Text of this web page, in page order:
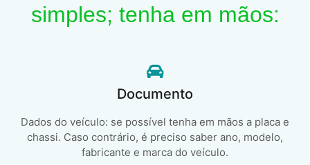
simples; tenha em mãos:
Documento
Dados do veículo: se possível tenha em mãos a placa e
chassi. Caso contrário, é preciso saber ano, modelo,
fabricante e marca do veículo.